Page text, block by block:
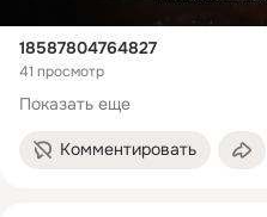
18587804764827
41 просмотр
Показать еще
Комментировать